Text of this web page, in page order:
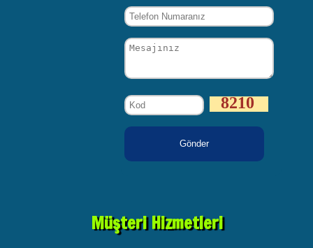
8210
Müşteri Hizmetleri